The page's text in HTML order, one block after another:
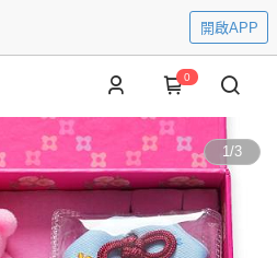
開啟APP
0
1/3